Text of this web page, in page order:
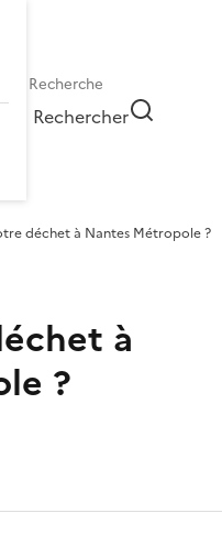
Rechercher
déchet à Nantes Métropole ?
à
?